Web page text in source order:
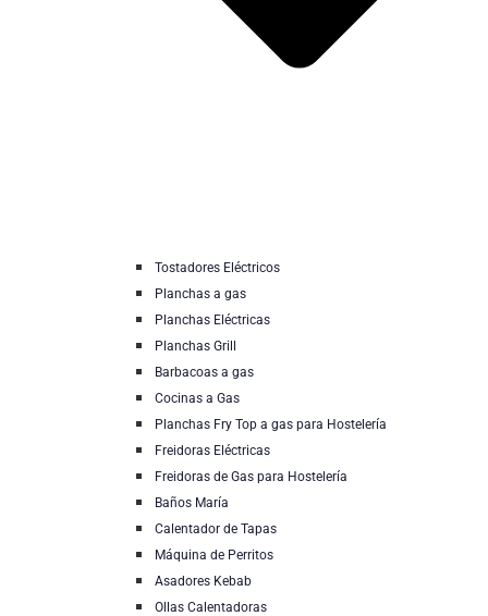
Tostadores Eléctricos
Planchas a gas
Planchas Eléctricas
Planchas Grill
Barbacoas a gas
Cocinas a Gas
Planchas Fry Top a gas para Hostelería
Freidoras Eléctricas
Freidoras de Gas para Hostelería
Baños María
Calentador de Tapas
Máquina de Perritos
Asadores Kebab
Ollas Calentadoras